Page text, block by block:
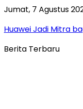
Jumat, 7 Agustus
Huawei Jadi Mitra
Berita Terbaru